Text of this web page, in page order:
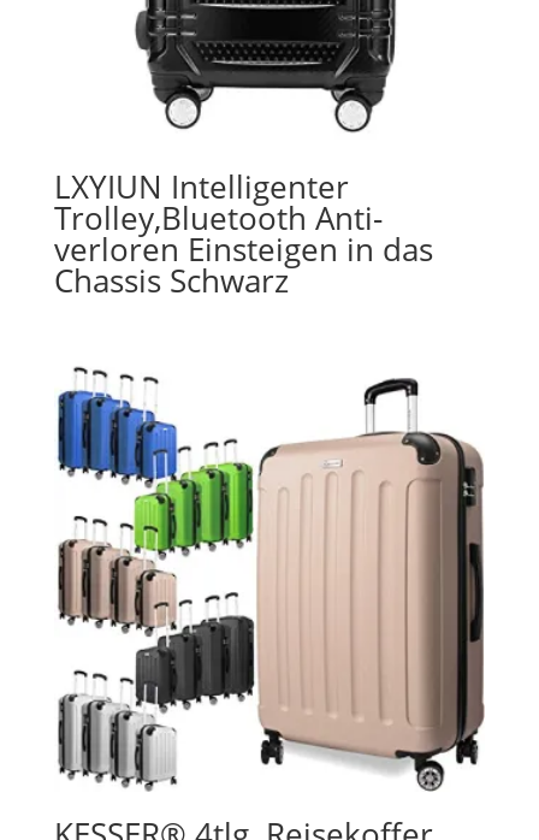
LXYIUN Intelligenter
Trolley,Bluetooth Anti-
verloren Einsteigen in das
Chassis Schwarz